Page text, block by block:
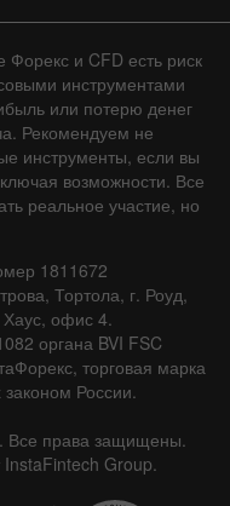
Форекс и CFD есть риск
инструментами
или потерю денег
Рекомендуем не
инструменты, если вы
возможности. Все
реальное участие, но
1811672
Тортола, г. Роуд,
Хаус, офис 4.
органа BVI FSC
торговая марка
законом России.
Все права защищены.
Group.